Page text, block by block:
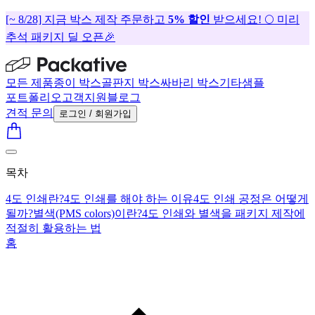
[~ 8/28] 지금 박스 제작 주문하고 5% 할인 받으세요! 🌕 미리
추석 패키지 딜 오픈🎉
모든 제품종이 박스골판지 박스싸바리 박스기타샘플
포트폴리오 고객지원 블로그
견적 문의
로그인 / 회원가입
목차
4도 인쇄란?4도 인쇄를 해야 하는 이유4도 인쇄 공정은 어떻게
될까?별색(PMS colors)이란?4도 인쇄와 별색을 패키지 제작에
적절히 활용하는 법
홈